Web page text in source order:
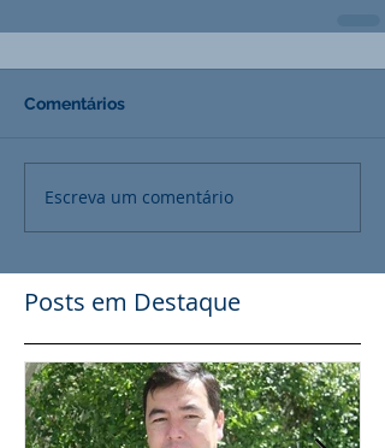
Comentários
Escreva um comentário
Posts em Destaque